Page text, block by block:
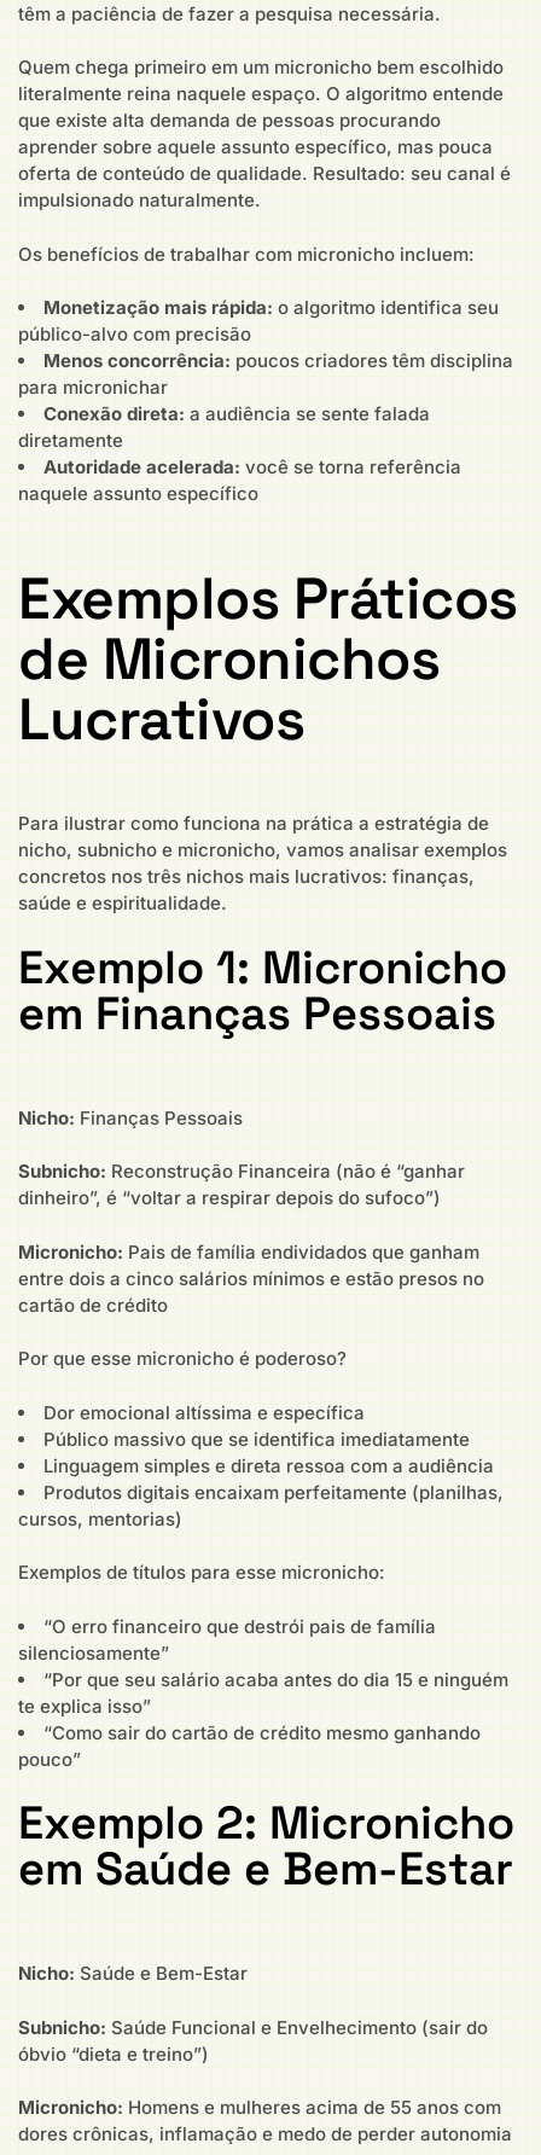
têm a paciência de fazer a pesquisa necessária.
Quem chega primeiro em um micronicho bem escolhido
literalmente reina naquele espaço. O algoritmo entende
que existe alta demanda de pessoas procurando
aprender sobre aquele assunto específico, mas pouca
oferta de conteúdo de qualidade. Resultado: seu canal é
impulsionado naturalmente.
Os benefícios de trabalhar com micronicho incluem:
Monetização mais rápida: o algoritmo identifica seu
público-alvo com precisão
Menos concorrência: poucos criadores têm disciplina
para micronichar
Conexão direta: a audiência se sente falada
diretamente
Autoridade acelerada: você se torna referência
naquele assunto específico
Exemplos Práticos
de Micronichos
Lucrativos
Para ilustrar como funciona na prática a estratégia de
nicho, subnicho e micronicho, vamos analisar exemplos
concretos nos três nichos mais lucrativos: finanças,
saúde e espiritualidade.
Exemplo 1: Micronicho
em Finanças Pessoais
Nicho: Finanças Pessoais
Subnicho: Reconstrução Financeira (não é “ganhar
dinheiro”, é “voltar a respirar depois do sufoco”)
Micronicho: Pais de família endividados que ganham
entre dois a cinco salários mínimos e estão presos no
cartão de crédito
Por que esse micronicho é poderoso?
Dor emocional altíssima e específica
Público massivo que se identifica imediatamente
Linguagem simples e direta ressoa com a audiência
Produtos digitais encaixam perfeitamente (planilhas,
cursos, mentorias)
Exemplos de títulos para esse micronicho:
“O erro financeiro que destrói pais de família
silenciosamente”
“Por que seu salário acaba antes do dia 15 e ninguém
te explica isso”
“Como sair do cartão de crédito mesmo ganhando
pouco”
Exemplo 2: Micronicho
em Saúde e Bem-Estar
Nicho: Saúde e Bem-Estar
Subnicho: Saúde Funcional e Envelhecimento (sair do
óbvio “dieta e treino”)
Micronicho: Homens e mulheres acima de 55 anos com
dores crônicas, inflamação e medo de perder autonomia